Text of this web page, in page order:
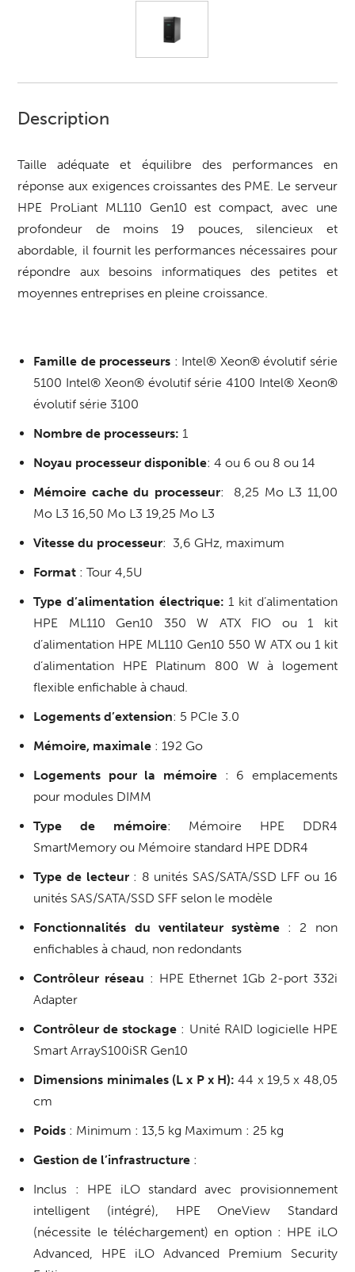
Description
Taille adéquate et équilibre des performances en
réponse aux exigences croissantes des PME. Le serveur
HPE ProLiant ML110 Gen10 est compact, avec une
profondeur de moins 19 pouces, silencieux et
abordable, il fournit les performances nécessaires pour
répondre aux besoins informatiques des petites et
moyennes entreprises en pleine croissance.
Famille de processeurs : Intel® Xeon® évolutif série
5100 Intel® Xeon® évolutif série 4100 Intel® Xeon®
évolutif série 3100
Nombre de processeurs: 1
Noyau processeur disponible: 4 ou 6 ou 8 ou 14
Mémoire cache du processeur: 8,25 Mo L3 11,00
Mo L3 16,50 Mo L3 19,25 Mo L3
Vitesse du processeur: 3,6 GHz, maximum
Format : Tour 4,5U
Type d’alimentation électrique:1 kit d’alimentation
HPE ML110 Gen10 350 W ATX FIO ou 1 kit
d’alimentation HPE ML110 Gen10 550 W ATX ou 1 kit
d’alimentation HPE Platinum 800 W à logement
flexible enfichable à chaud.
Logements d’extension: 5 PCIe 3.0
Mémoire, maximale : 192 Go
Logements pour la mémoire : 6 emplacements
pour modules DIMM
Type de mémoire: Mémoire HPE DDR4
SmartMemory ou Mémoire standard HPE DDR4
Type de lecteur: 8 unités SAS/SATA/SSD LFF ou 16
unités SAS/SATA/SSD SFF selon le modèle
Fonctionnalités du ventilateur système : 2 non
enfichables à chaud, non redondants
Contrôleur réseau : HPE Ethernet 1Gb 2-port 332i
Adapter
Contrôleur de stockage : Unité RAID logicielle HPE
Smart ArrayS100iSR Gen10
Dimensions minimales (L x P x H): 44 x 19,5 x 48,05
cm
Poids : Minimum : 13,5 kg Maximum : 25 kg
Gestion de l’infrastructure :
Inclus : HPE iLO standard avec provisionnement
intelligent (intégré), HPE OneView Standard
(nécessite le téléchargement) en option : HPE iLO
Advanced, HPE iLO Advanced Premium Security